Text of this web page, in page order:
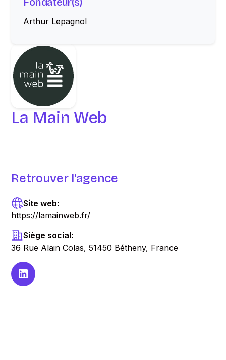
La Main Web
Arthur Lepagnol
Retrouver l'agence
Site web:
https://lamainweb.fr/
Siège social:
36 Rue Alain Colas, 51450 Bétheny, France